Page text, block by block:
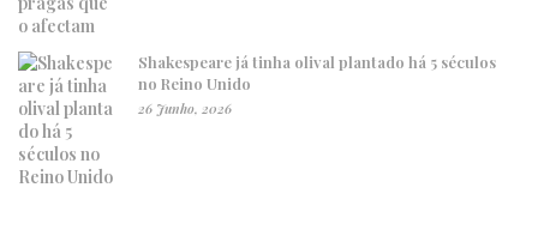
Shakespeare já tinha olival plantado há 5 séculos
no Reino Unido
26 Junho, 2026